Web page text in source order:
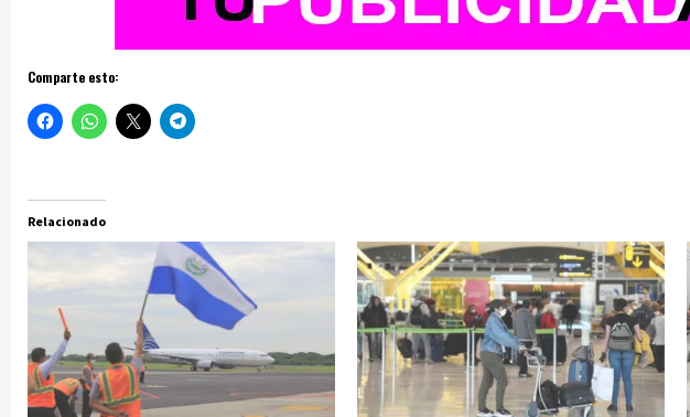
Comparte esto:
Relacionado